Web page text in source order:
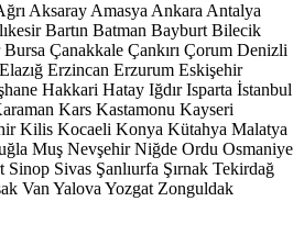
Aksaray Amasya Ankara Antalya
Bartın Batman Bayburt Bilecik
Bursa Çanakkale Çankırı Çorum Denizli
Elazığ Erzincan Erzurum Eskişehir
Hakkari Hatay Iğdır Isparta İstanbul
Kars Kastamonu Kayseri
Kilis Kocaeli Konya Kütahya Malatya
Muş Nevşehir Niğde Ordu Osmaniye
Sinop Sivas Şanlıurfa Şırnak Tekirdağ
Van Yalova Yozgat Zonguldak